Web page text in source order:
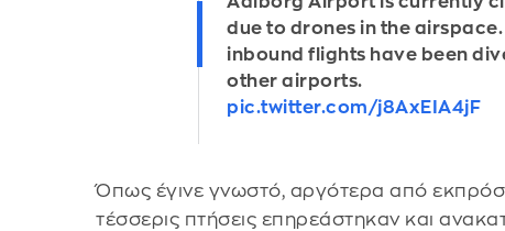
due to drones in the airspace.
inbound flights have been
other airports.
pic.twitter.com/j8AxEIA4jF
Όπως έγινε γνωστό, αργότερα από
τέσσερις πτήσεις επηρεάστηκαν και